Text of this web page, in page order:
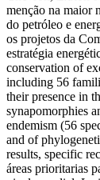
menção na maior
do petróleo e
os projetos da
estratégia
conservation of
including 56
their presence in
synapomorphies
endemism (56
and of
results, specific
áreas prioritarias